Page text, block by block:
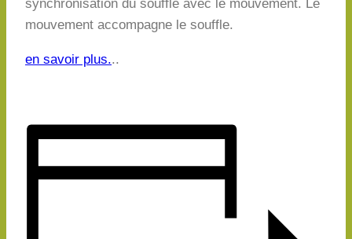
synchronisation du souffle avec le mouvement. Le
mouvement accompagne le souffle.
en savoir plus...